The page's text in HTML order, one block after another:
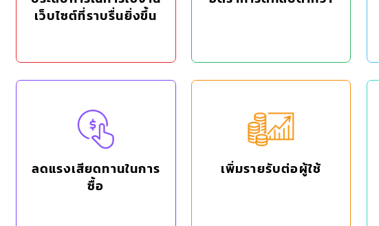
เว็บไซต์ที่ราบรื่นยิ่งขึ้น
ลดแรงเสียดทานในการ
ซื้อ
เพิ่มรายรับต่อผู้ใช้